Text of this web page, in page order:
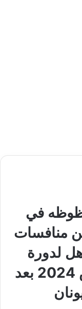
في
من منافسات
لدورة
الألعاب الأولمبية باريس 2024 بعد